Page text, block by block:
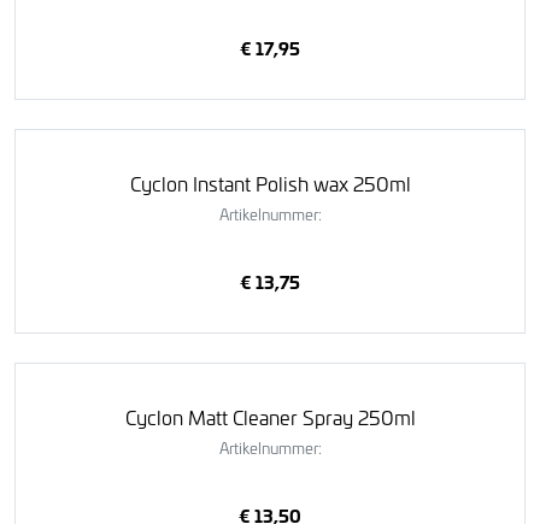
€ 17,95
Cyclon Instant Polish wax 250ml
Artikelnummer:
€ 13,75
Cyclon Matt Cleaner Spray 250ml
Artikelnummer:
€ 13,50